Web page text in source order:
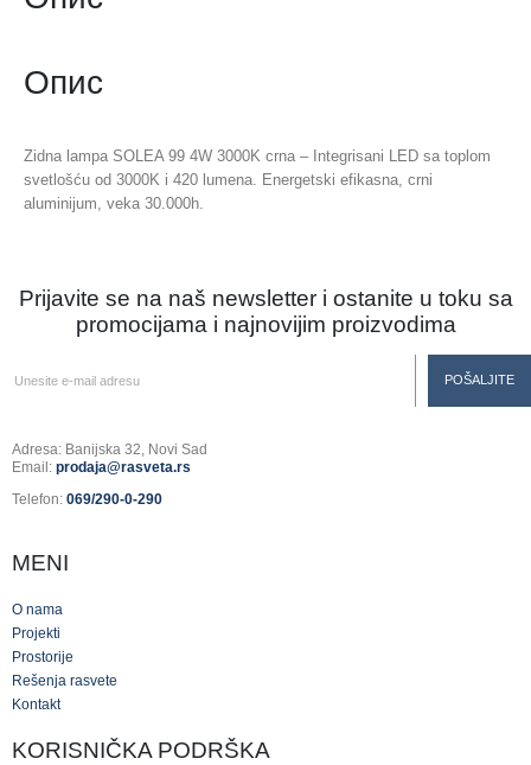
Опис
Zidna lampa SOLEA 99 4W 3000K crna – Integrisani LED sa toplom
svetlošću od 3000K i 420 lumena. Energetski efikasna, crni
aluminijum, veka 30.000h.
Prijavite se na naš newsletter i ostanite u toku sa
promocijama i najnovijim proizvodima
Adresa: Banijska 32, Novi Sad
Email: prodaja@rasveta.rs
Telefon: 069/290-0-290
MENI
O nama
Projekti
Prostorije
Rešenja rasvete
Kontakt
KORISNIČKA PODRŠKA